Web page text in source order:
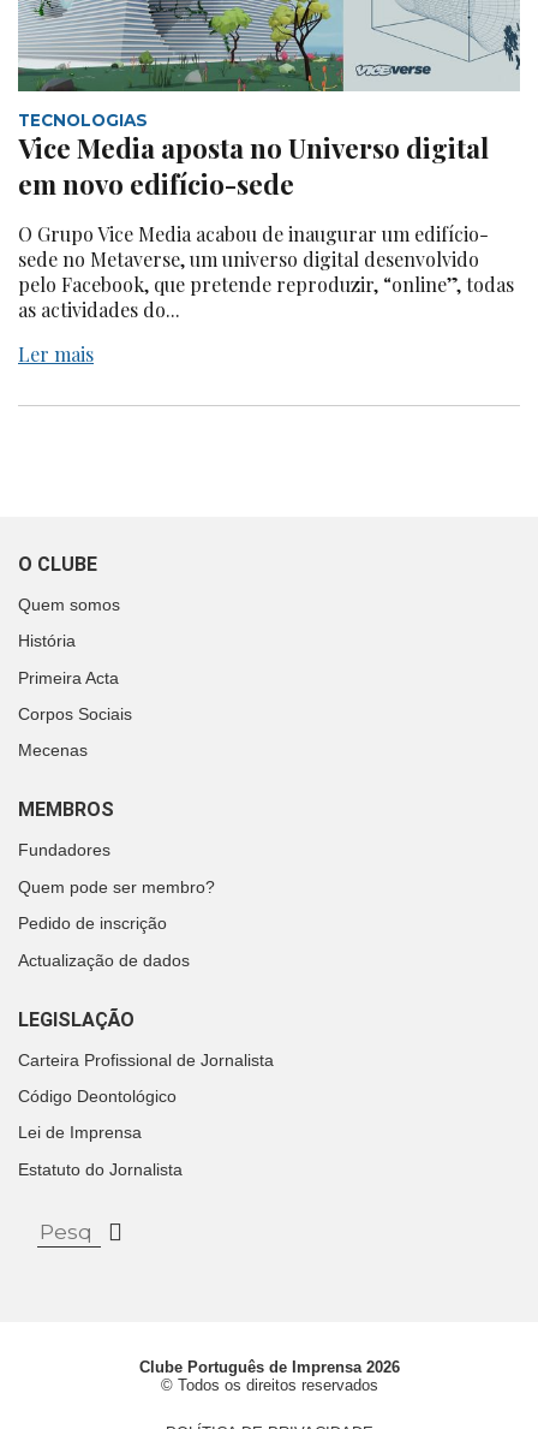
TECNOLOGIAS
Vice Media aposta no Universo digital
em novo edifício-sede
O Grupo Vice Media acabou de inaugurar um edifício-
sede no Metaverse, um universo digital desenvolvido
pelo Facebook, que pretende reproduzir, “online”, todas
as actividades do...
Ler mais
O CLUBE
Quem somos
História
Primeira Acta
Corpos Sociais
Mecenas
MEMBROS
Fundadores
Quem pode ser membro?
Pedido de inscrição
Actualização de dados
LEGISLAÇÃO
Carteira Profissional de Jornalista
Código Deontológico
Lei de Imprensa
Estatuto do Jornalista
Clube Português de Imprensa 2026
© Todos os direitos reservados